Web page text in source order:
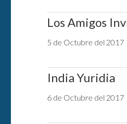
Los Amigos
5 de Octubre del 2017
India Yuridia
6 de Octubre del 2017